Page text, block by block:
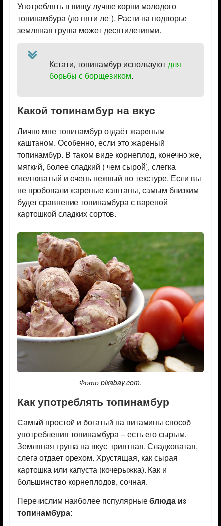
Употреблять в пищу лучше корни молодого
топинамбура (до пяти лет). Расти на подворье
земляная груша может десятилетиями.
Кстати, топинамбур используютдля
борьбы с борщевиком.
Какой топинамбур на вкус
Лично мне топинамбур отдаёт жареным
каштаном. Особенно, если это жареный
топинамбур. В таком виде корнеплод, конечно же,
мягкий, более сладкий ( чем сырой), слегка
желтоватый и очень нежный по текстуре. Если вы
не пробовали жареные каштаны, самым близким
будет сравнение топинамбура с вареной
картошкой сладких сортов.
Фото pixabay.com.
Как употреблять топинамбур
Самый простой и богатый на витамины способ
употребления топинамбура – есть его сырым.
Земляная груша на вкус приятная. Сладковатая,
слега отдает орехом. Хрустящая, как сырая
картошка или капуста (кочерыжка). Как и
большинство корнеплодов, сочная.
Перечислим наиболее популярныеблюда из
топинамбура: